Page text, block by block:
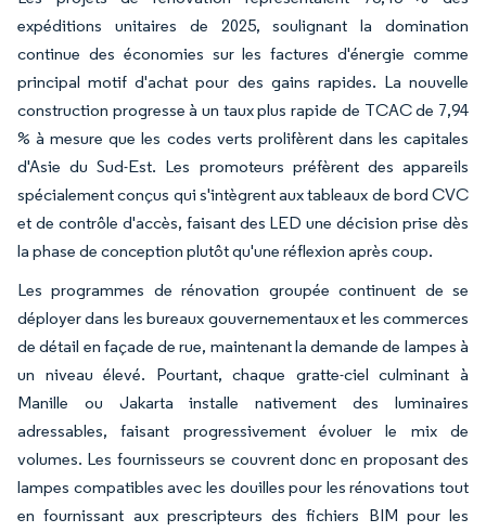
expéditions unitaires de 2025, soulignant la domination
continue des économies sur les factures d'énergie comme
principal motif d'achat pour des gains rapides. La nouvelle
construction progresse à un taux plus rapide de TCAC de 7,94
% à mesure que les codes verts prolifèrent dans les capitales
d'Asie du Sud-Est. Les promoteurs préfèrent des appareils
spécialement conçus qui s'intègrent aux tableaux de bord CVC
et de contrôle d'accès, faisant des LED une décision prise dès
la phase de conception plutôt qu'une réflexion après coup.
Les programmes de rénovation groupée continuent de se
déployer dans les bureaux gouvernementaux et les commerces
de détail en façade de rue, maintenant la demande de lampes à
un niveau élevé. Pourtant, chaque gratte-ciel culminant à
Manille ou Jakarta installe nativement des luminaires
adressables, faisant progressivement évoluer le mix de
volumes. Les fournisseurs se couvrent donc en proposant des
lampes compatibles avec les douilles pour les rénovations tout
en fournissant aux prescripteurs des fichiers BIM pour les